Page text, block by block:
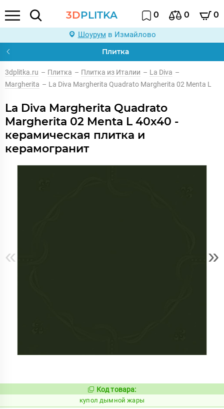
3DPLITKA 0 0 0
Шоурум в Измайлово
Плитка
3dplitka.ru – Плитка – Плитка из Италии – La Diva –
Margherita – La Diva Margherita Quadrato Margherita 02 Menta L
La Diva Margherita Quadrato
Margherita 02 Menta L 40x40 -
керамическая плитка и
керамогранит
« »
Код:
847025
Код товара:
купол дымной жары